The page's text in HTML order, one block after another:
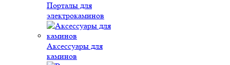
Порталы для
электрокаминов
Аксессуары для
каминов